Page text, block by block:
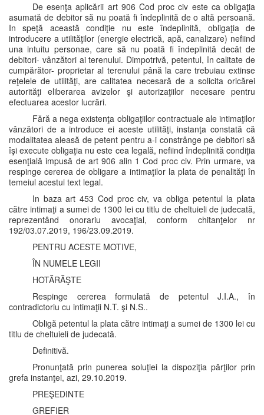
De esenţa aplicării art 906 Cod proc civ este ca obligaţia
asumată de debitor să nu poată fi îndeplinită de o altă persoană.
In speţă această condiţie nu este îndeplinită, obligaţia de
introducere a utilităţilor (energie electrică, apă, canalizare) nefiind
una intuitu personae, care să nu poată fi îndeplinită decât de
debitori- vânzători ai terenului. Dimpotrivă, petentul, în calitate de
cumpărător- proprietar al terenului până la care trebuiau extinse
reţelele de utilităţi, are calitatea necesară de a solicita oricărei
autorităţi eliberarea avizelor şi autorizaţiilor necesare pentru
efectuarea acestor lucrări.
Fără a nega existenţa obligaţiilor contractuale ale intimaţilor
vânzători de a introduce ei aceste utilităţi, instanţa constată că
modalitatea aleasă de petent pentru a-i constrânge pe debitori să
îşi execute obligaţia nu este cea legală, nefiind îndeplinită condiţia
esenţială impusă de art 906 alin 1 Cod proc civ. Prin urmare, va
respinge cererea de obligare a intimaţilor la plata de penalităţi în
temeiul acestui text legal.
In baza art 453 Cod proc civ, va obliga petentul la plata
către intimaţi a sumei de 1300 lei cu titlu de cheltuieli de judecată,
reprezentând onorariu avocaţial, conform chitanţelor nr
192/03.07.2019, 196/23.09.2019.
PENTRU ACESTE MOTIVE,
ÎN NUMELE LEGII
HOTĂRĂŞTE
Respinge cererea formulată de petentul J.I.A., în
contradictoriu cu intimaţii N.T. şi N.S..
Obligă petentul la plata către intimaţi a sumei de 1300 lei cu
titlu de cheltuieli de judecată.
Definitivă.
Pronunţată prin punerea soluţiei la dispoziţia părţilor prin
grefa instanţei, azi, 29.10.2019.
PREŞEDINTE
GREFIER